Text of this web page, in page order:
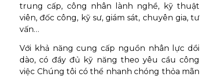
trung cấp, công nhân lành nghề, kỹ thuật
viên, đốc công, kỹ sư, giám sát, chuyên gia, tư
vấn…
Với khả năng cung cấp nguồn nhân lực dồi
dào, có đầy đủ kỹ năng theo yêu cầu công
việc Chúng tôi có thể nhanh chóng thỏa mãn